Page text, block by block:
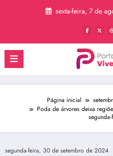
sexta-feira, 7 de
Página inicial
Poda de árvores deixa
segunda-feira, 30 de setembro de 2024